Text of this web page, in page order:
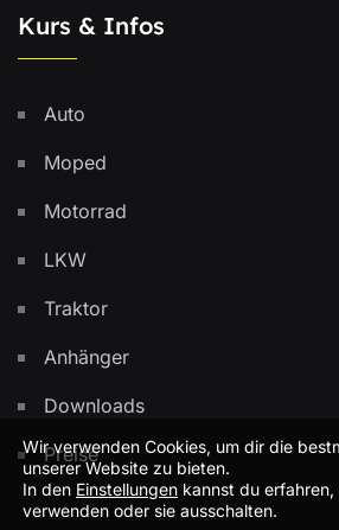
Kurs & Infos
Auto
Moped
Motorrad
LKW
Traktor
Anhänger
Downloads
Preise
Wir verwenden Cookies, um dir die
unserer Website zu bieten.
In den Einstellungen kannst du
verwenden oder sie ausschalten.